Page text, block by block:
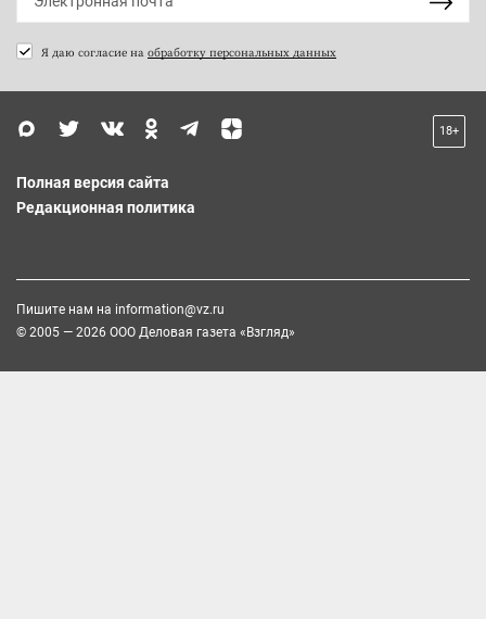
Я даю согласие на обработку персональных данных
18+
Полная версия сайта
Редакционная политика
Пишите нам на information@vz.ru
© 2005 — 2026 ООО Деловая газета «Взгляд»